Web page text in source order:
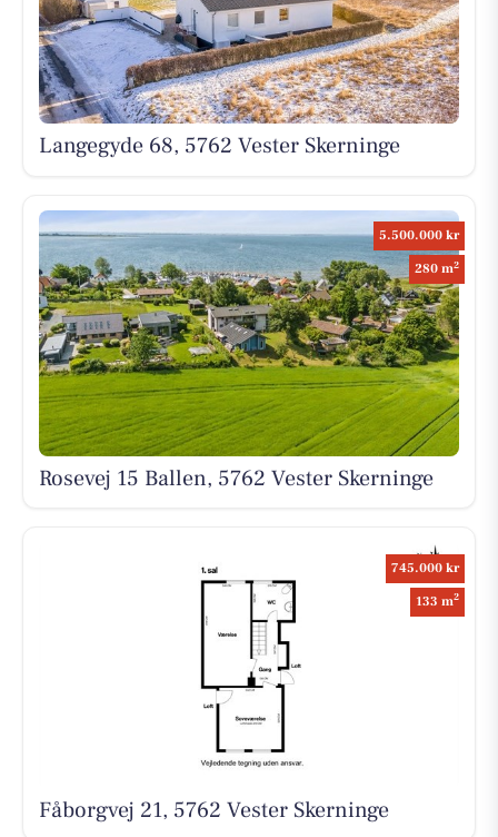
Langegyde 68, 5762 Vester Skerninge
5.500.000 kr
280 m2
Rosevej 15 Ballen, 5762 Vester Skerninge
745.000 kr
133 m2
Fåborgvej 21, 5762 Vester Skerninge